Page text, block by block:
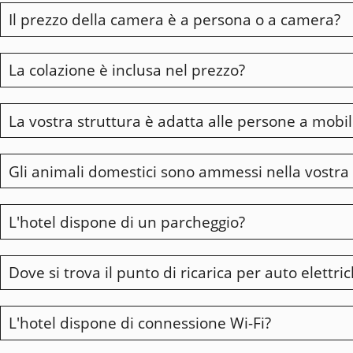
Se desiderate prenotare un check-in anticipato
Il prezzo della camera è a persona o a camera?
Le tariffe si intendono per camera.
La colazione è inclusa nel prezzo?
La colazione è extra (salvo offerte speciali). Il prezzo è
La vostra struttura è adatta alle persone a
Il nostro hotel è adatto alle persone con mobilità
Non esitate a chiamare l'hotel per ulteriori
Gli animali domestici sono ammessi nella
Gli animali domestici sono i benvenuti nell'hotel e
All'arrivo, il vostro animale domestico riceverà una
L'hotel dispone di un parcheggio?
Sì, disponiamo di un parcheggio privato recintato e
giorno per posto auto. Per il resto, il parcheggio nei
per biciclette e altre forme di mobilità dolce, gratuiti.
Dove si trova il punto di ricarica per auto
Abbiamo 4 punti di ricarica fino a 22kwh ciascuno nel
L'hotel dispone di connessione Wi-Fi?